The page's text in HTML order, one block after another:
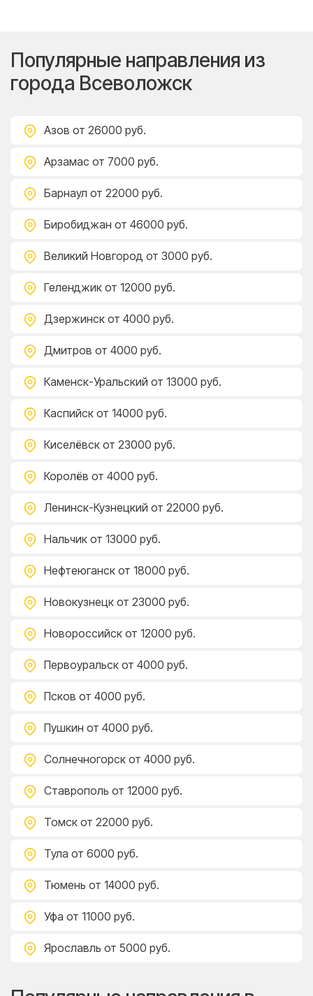
Популярные направления из
города Всеволожск
Азов от 26000 руб.
Арзамас от 7000 руб.
Барнаул от 22000 руб.
Биробиджан от 46000 руб.
Великий Новгород от 3000 руб.
Геленджик от 12000 руб.
Дзержинск от 4000 руб.
Дмитров от 4000 руб.
Каменск-Уральский от 13000 руб.
Каспийск от 14000 руб.
Киселёвск от 23000 руб.
Королёв от 4000 руб.
Ленинск-Кузнецкий от 22000 руб.
Нальчик от 13000 руб.
Нефтеюганск от 18000 руб.
Новокузнецк от 23000 руб.
Новороссийск от 12000 руб.
Первоуральск от 4000 руб.
Псков от 4000 руб.
Пушкин от 4000 руб.
Солнечногорск от 4000 руб.
Ставрополь от 12000 руб.
Томск от 22000 руб.
Тула от 6000 руб.
Тюмень от 14000 руб.
Уфа от 11000 руб.
Ярославль от 5000 руб.